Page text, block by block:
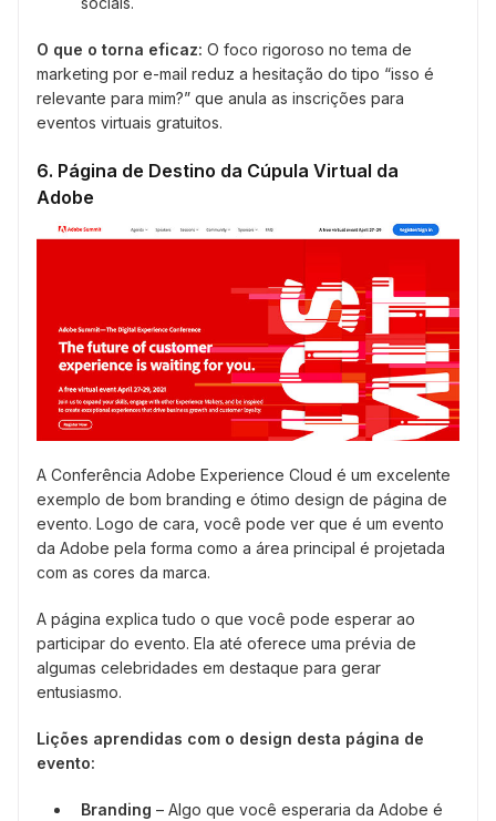
O que o torna eficaz: O foco rigoroso no tema de
marketing por e-mail reduz a hesitação do tipo “isso é
relevante para mim?” que anula as inscrições para
eventos virtuais gratuitos.
6. Página de Destino da Cúpula Virtual da
Adobe
A Conferência Adobe Experience Cloud é um excelente
exemplo de bom branding e ótimo design de página de
evento. Logo de cara, você pode ver que é um evento
da Adobe pela forma como a área principal é projetada
com as cores da marca.
A página explica tudo o que você pode esperar ao
participar do evento. Ela até oferece uma prévia de
algumas celebridades em destaque para gerar
entusiasmo.
Lições aprendidas com o design desta página de
evento:
Branding – Algo que você esperaria da Adobe é